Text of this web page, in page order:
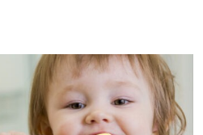
quengeliger, anhänglicher